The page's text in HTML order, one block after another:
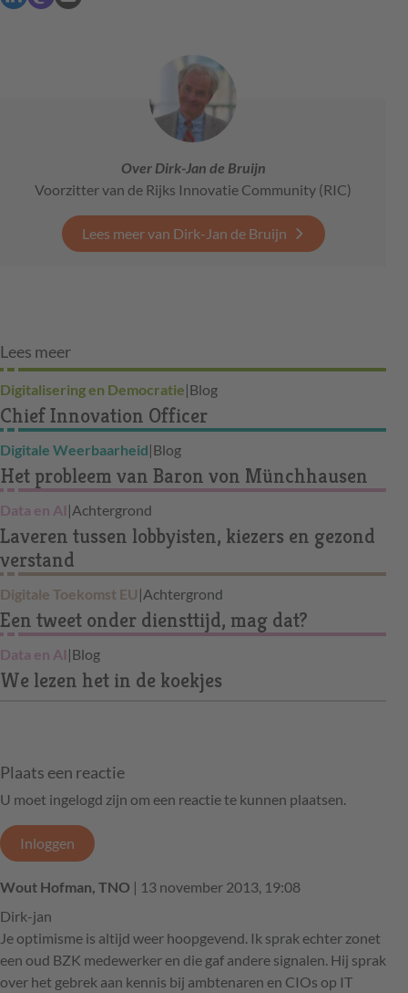
Over Dirk-Jan de Bruijn
Voorzitter van de Rijks Innovatie Community (RIC)
Lees meer van Dirk-Jan de Bruijn
Lees meer
Digitalisering en Democratie|Blog
Chief Innovation Officer
Digitale Weerbaarheid|Blog
Het probleem van Baron von Münchhausen
Data en AI |Achtergrond
Laveren tussen lobbyisten, kiezers en gezond
verstand
Digitale Toekomst EU |Achtergrond
Een tweet onder diensttijd, mag dat?
Data en AI |Blog
We lezen het in de koekjes
Plaats een reactie
U moet ingelogd zijn om een reactie te kunnen plaatsen.
Inloggen
Wout Hofman, TNO | 13 november 2013, 19:08
Dirk-jan
Je optimisme is altijd weer hoopgevend. Ik sprak echter zonet
een oud BZK medewerker en die gaf andere signalen. Hij sprak
over het gebrek aan kennis bij ambtenaren en CIOs op IT